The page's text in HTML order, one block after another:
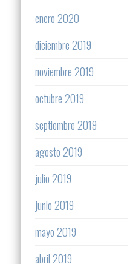
enero 2020
diciembre 2019
noviembre 2019
octubre 2019
septiembre 2019
agosto 2019
julio 2019
junio 2019
mayo 2019
abril 2019